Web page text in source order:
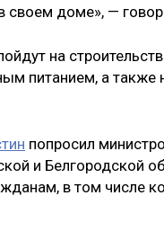
своем доме», —
на
питанием, а
попросил
и Белгородской
в том числе